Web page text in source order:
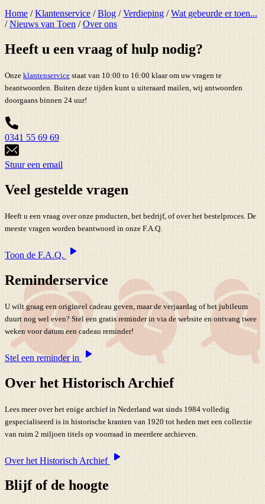
Home /Klantenservice /Blog /Verdieping /Wat gebeurde er toen...
/Nieuws van Toen /Over ons
Heeft u een vraag of hulp nodig?
Onze klantenservice staat van 10:00 to 16:00 klaar om uw vragen te
beantwoorden. Buiten deze tijden kunt u uiteraard mailen, wij antwoorden
doorgaans binnen 24 uur!
0341 55 69 69
Stuur een email
Veel gestelde vragen
Heeft u een vraag over onze producten, het bedrijf, of over het bestelproces. De
meeste vragen worden beantwoord in onze F.A.Q.
Toon de F.A.Q.
Reminderservice
U wilt graag een origineel cadeau geven, maar de verjaardag of het jubileum
duurt nog wel even? Stel een gratis reminder in via de website en ontvang twee
weken voor datum een cadeau reminder!
Stel een reminder in
Over het Historisch Archief
Lees meer over het enige archief in Nederland wat sinds 1984 volledig
gespecialiseerd is in historische kranten van 1920 tot heden met een collectie
van ruim 2 miljoen titels op voorraad in meerdere archieven.
Over het Historisch Archief
Blijf of de hoogte